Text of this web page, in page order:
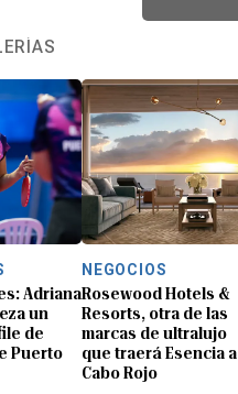
Adriana
un
de
Puerto
NEGOCIOS
Rosewood Hotels &
Resorts, otra de las
marcas de ultralujo
que traerá Esencia a
Cabo Rojo